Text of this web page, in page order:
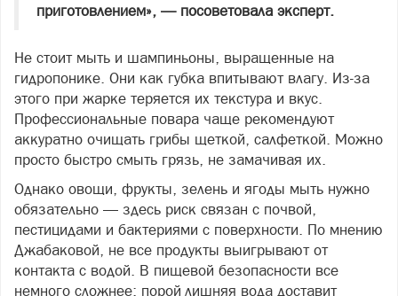
приготовлением», — посоветовала эксперт.
Не стоит мыть и шампиньоны, выращенные на
гидропонике. Они как губка впитывают влагу. Из-за
этого при жарке теряется их текстура и вкус.
Профессиональные повара чаще рекомендуют
аккуратно очищать грибы щеткой, салфеткой. Можно
просто быстро смыть грязь, не замачивая их.
Однако овощи, фрукты, зелень и ягоды мыть нужно
обязательно — здесь риск связан с почвой,
пестицидами и бактериями с поверхности. По мнению
Джабаковой, не все продукты выигрывают от
контакта с водой. В пищевой безопасности все
немного сложнее: порой лишняя вода доставит